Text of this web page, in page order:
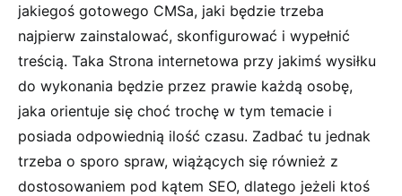
jakiegoś gotowego CMSa, jaki będzie trzeba
najpierw zainstalować, skonfigurować i wypełnić
treścią. Taka Strona internetowa przy jakimś wysiłku
do wykonania będzie przez prawie każdą osobę,
jaka orientuje się choć trochę w tym temacie i
posiada odpowiednią ilość czasu. Zadbać tu jednak
trzeba o sporo spraw, wiążących się również z
dostosowaniem pod kątem SEO, dlatego jeżeli ktoś